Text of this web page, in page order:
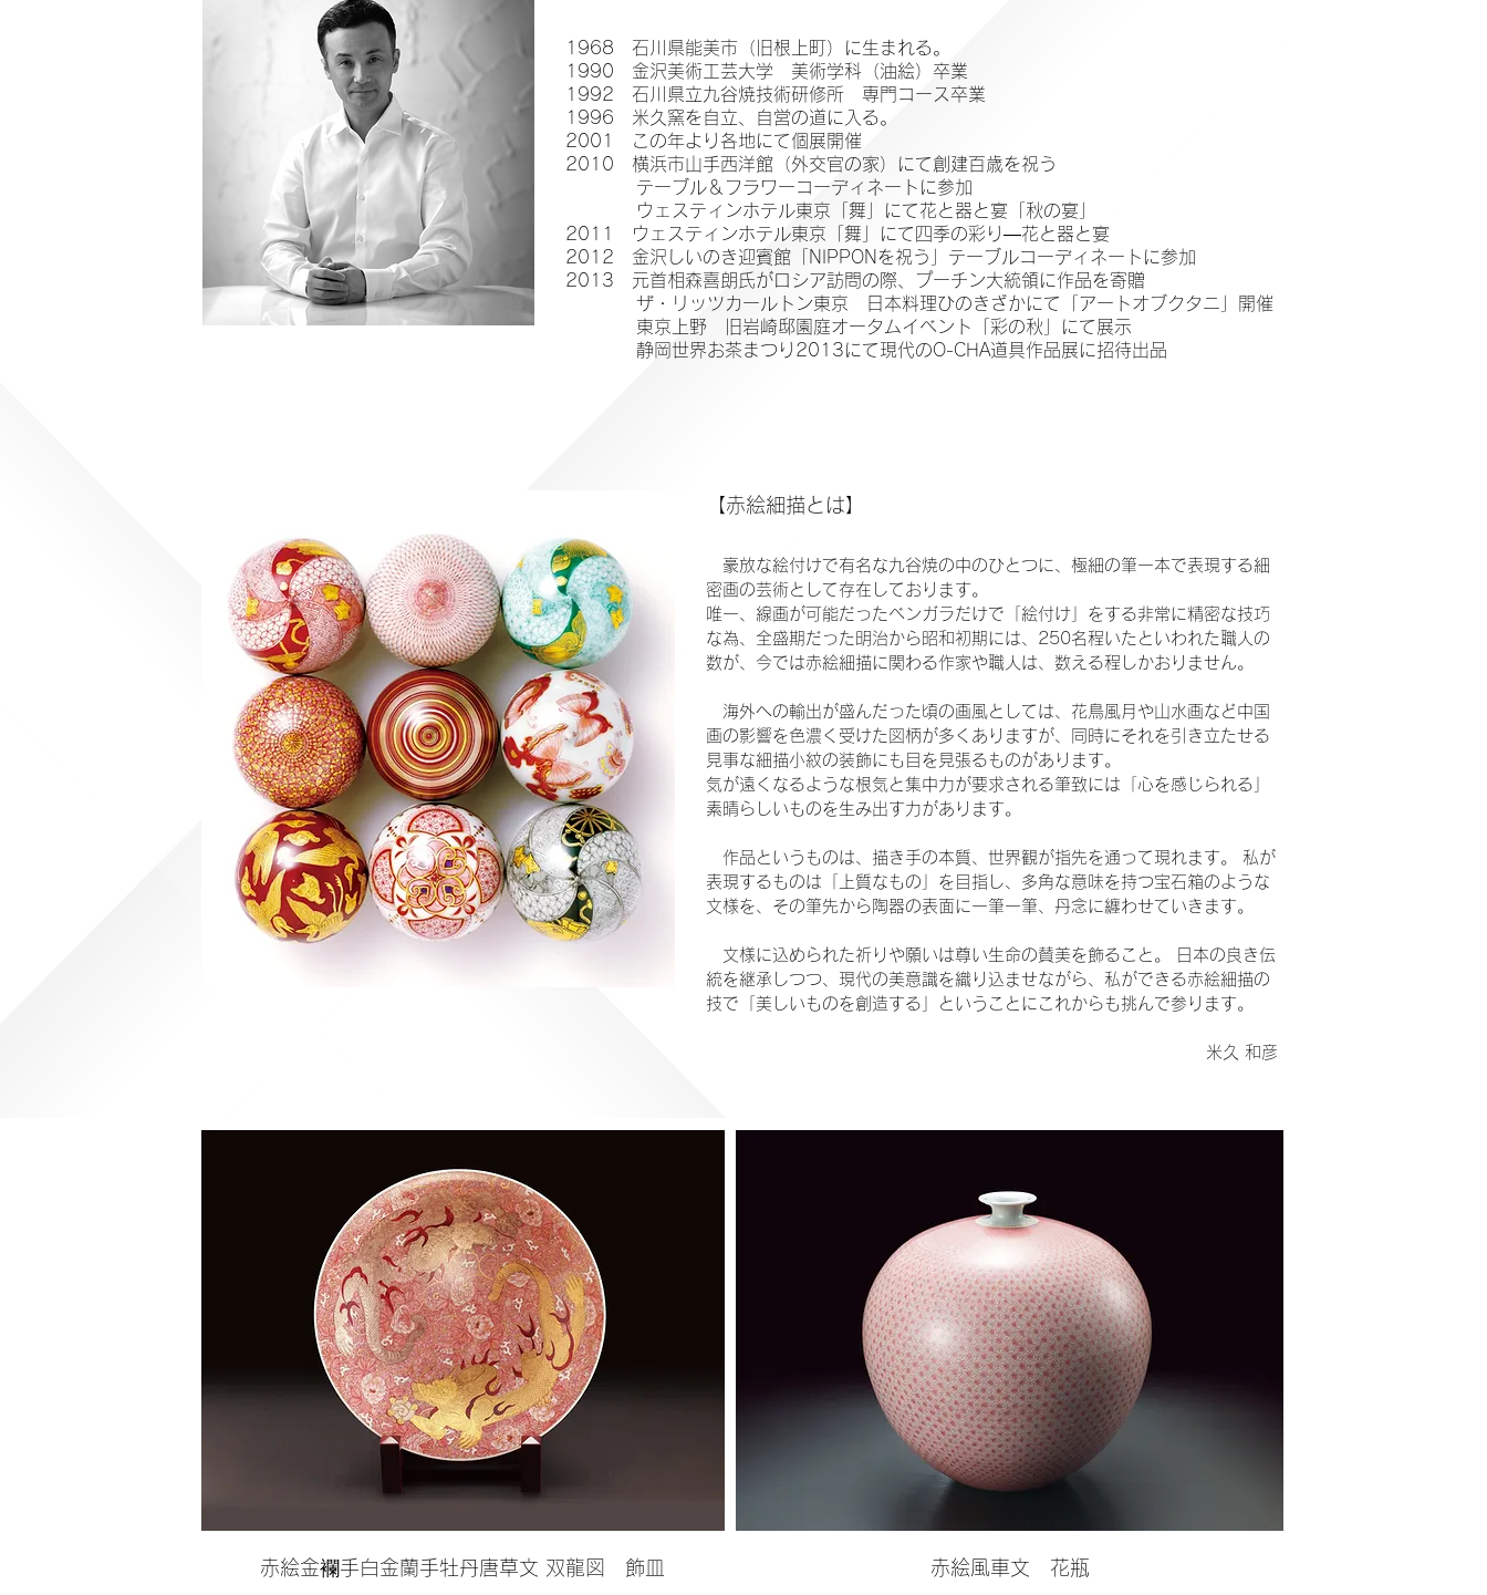
1968 石川県能美市（旧根上町）に生まれる。
1990 金沢美術工芸大学 美術学科（油絵）卒業
1992 石川県立九谷焼技術研修所 専門コース卒業
1996 米久窯を自立、自営の道に入る。
2001 この年より各地にて個展開催
2010 横浜市山手西洋館（外交官の家）にて創建百歳を祝う
テーブル＆フラワーコーディネートに参加
ウェスティンホテル東京「舞」にて花と器と宴「秋の宴」
2011 ウェスティンホテル東京「舞」にて四季の彩り―花と器と宴
2012 金沢しいのき迎賓館「NIPPONを祝う」テーブルコーディネートに参加
2013 元首相森喜朗氏がロシア訪問の際、プーチン大統領に作品を寄贈
ザ・リッツカールトン東京 日本料理ひのきざかにて「アートオブクタニ」開催
東京上野 旧岩崎邸園庭オータムイベント「彩の秋」にて展示
静岡世界お茶まつり2013にて現代のO-CHA道具作品展に招待出品
【赤絵細描とは】
豪放な絵付けで有名な九谷焼の中のひとつに、極細の筆一本で表現する細
密画の芸術として存在しております。
唯一、線画が可能だったベンガラだけで「絵付け」をする非常に精密な技巧
な為、全盛期だった明治から昭和初期には、250名程いたといわれた職人の
数が、今では赤絵細描に関わる作家や職人は、数える程しかおりません。
海外への輸出が盛んだった頃の画風としては、花鳥風月や山水画など中国
画の影響を色濃く受けた図柄が多くありますが、同時にそれを引き立たせる
見事な細描小紋の装飾にも目を見張るものがあります。
気が遠くなるような根気と集中力が要求される筆致には「心を感じられる」
素晴らしいものを生み出す力があります。
作品というものは、描き手の本質、世界観が指先を通って現れます。 私が
表現するものは「上質なもの」を目指し、多角な意味を持つ宝石箱のような
文様を、その筆先から陶器の表面に一筆一筆、丹念に纏わせていきます。
文様に込められた祈りや願いは尊い生命の賛美を飾ること。 日本の良き伝
統を継承しつつ、現代の美意識を織り込ませながら、私ができる赤絵細描の
技で「美しいものを創造する」ということにこれからも挑んで参ります。
​米久 和彦
赤絵金襴手白金蘭手牡丹唐草文 双龍図 飾皿 赤絵風車文 花瓶